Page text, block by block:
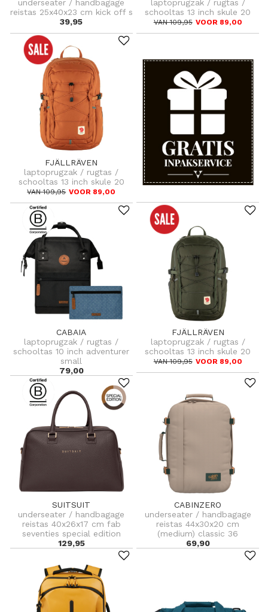
underseater / handbagage
reistas 25x40x23 cm kick off s
39,95
laptoprugzak / rugtas /
schooltas 13 inch skule 20
VAN 109,95 VOOR 89,00
FJÄLLRÄVEN
laptoprugzak / rugtas /
schooltas 13 inch skule 20
VAN 109,95 VOOR 89,00
CABAIA
laptoprugzak / rugtas /
schooltas 10 inch adventurer
small
79,00
FJÄLLRÄVEN
laptoprugzak / rugtas /
schooltas 13 inch skule 20
VAN 109,95 VOOR 89,00
SUITSUIT
underseater / handbagage
reistas 40x26x17 cm fab
seventies special edition
129,95
CABINZERO
underseater / handbagage
reistas 44x30x20 cm
(medium) classic 36
69,90